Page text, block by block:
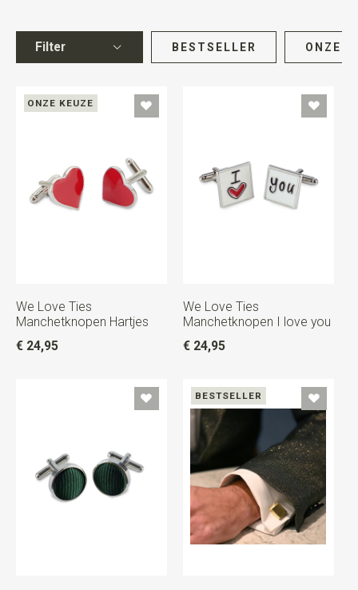
Filter BESTSELLER ONZE
ONZE KEUZE
We Love Ties
Manchetknopen Hartjes
€ 24,95
We Love Ties
Manchetknopen I love you
€ 24,95
BESTSELLER